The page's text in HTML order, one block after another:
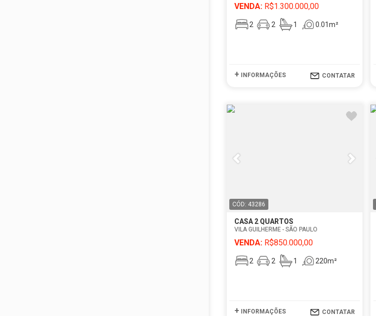
VENDA:R$1.300.000,00
2 2 1 0.01m²
+ INFORMAÇÕES CONTATAR
CÓD: 43286
CASA 2 QUARTOS
VILA GUILHERME - SÃO PAULO
VENDA:R$850.000,00
2 2 1 220m²
+ INFORMAÇÕES CONTATAR